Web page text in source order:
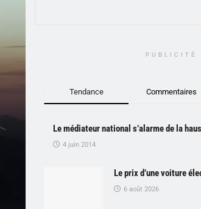
PUBLICITÉ
Tendance Commentaires
Le médiateur national s’alarme de la
4 juin 2014
Le prix d’une voiture
6 août 2026